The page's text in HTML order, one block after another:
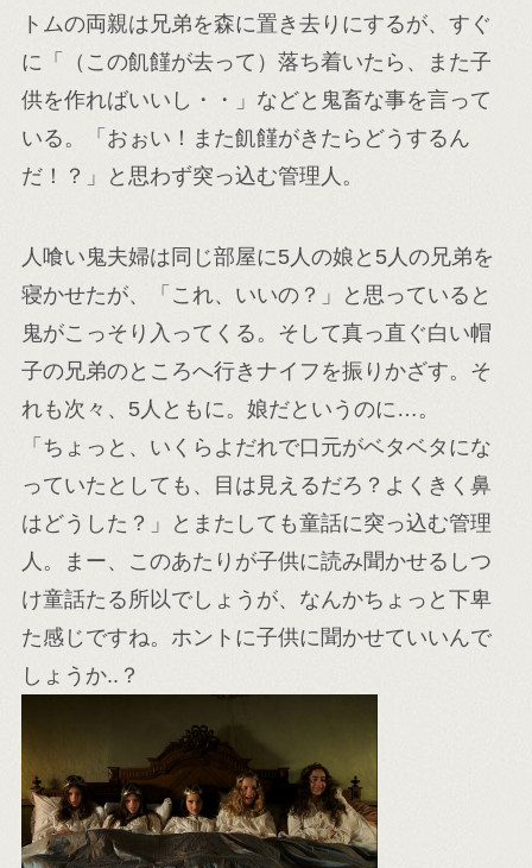
トムの両親は兄弟を森に置き去りにするが、すぐ
に「（この飢饉が去って）落ち着いたら、また子
供を作ればいいし・・」などと鬼畜な事を言って
いる。「おぉい！また飢饉がきたらどうするん
だ！？」と思わず突っ込む管理人。
人喰い鬼夫婦は同じ部屋に5人の娘と5人の兄弟を
寝かせたが、「これ、いいの？」と思っていると
鬼がこっそり入ってくる。そして真っ直ぐ白い帽
子の兄弟のところへ行きナイフを振りかざす。そ
れも次々、5人ともに。娘だというのに…。
「ちょっと、いくらよだれで口元がベタベタにな
っていたとしても、目は見えるだろ？よくきく鼻
はどうした？」とまたしても童話に突っ込む管理
人。まー、このあたりが子供に読み聞かせるしつ
け童話たる所以でしょうが、なんかちょっと下卑
た感じですね。ホントに子供に聞かせていいんで
しょうか..？